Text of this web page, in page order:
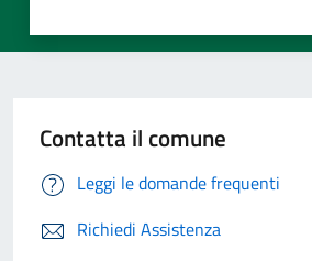
Contatta il comune
Leggi le domande frequenti
Richiedi Assistenza